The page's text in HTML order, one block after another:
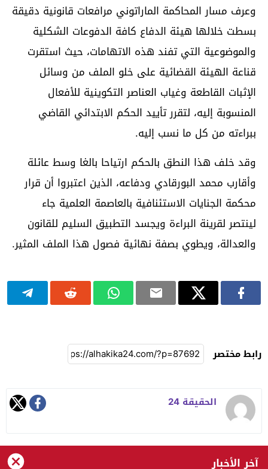
وعرف مسار المحاكمة الماراتوني مرافعات قانونية دقيقة
بسطت خلالها هيئة الدفاع كافة الدفوعات الشكلية
والموضوعية التي تفند هذه الاتهامات، حيث استقرت
قناعة الهيئة القضائية على خلو الملف من وسائل
الإثبات القاطعة وغياب العناصر التكوينية للأفعال
المنسوبة إليه، لتقرر تأييد الحكم الابتدائي القاضي
ببراءته من كل ما نسب إليه.
وقد خلف هذا النطق بالحكم ارتياحا بالغا وسط عائلة
وأقارب محمد البورقادي ودفاعه، الذين اعتبروا أن قرار
محكمة الجنايات الاستئنافية بالعاصمة العلمية جاء
لينتصر لقرينة البراءة ويجسد التطبيق السليم للقانون
والعدالة، ويطوي بصفة نهائية فصول هذا الملف المثير.
رابط مختصر
الحقيقة 24
آخر الأخبار